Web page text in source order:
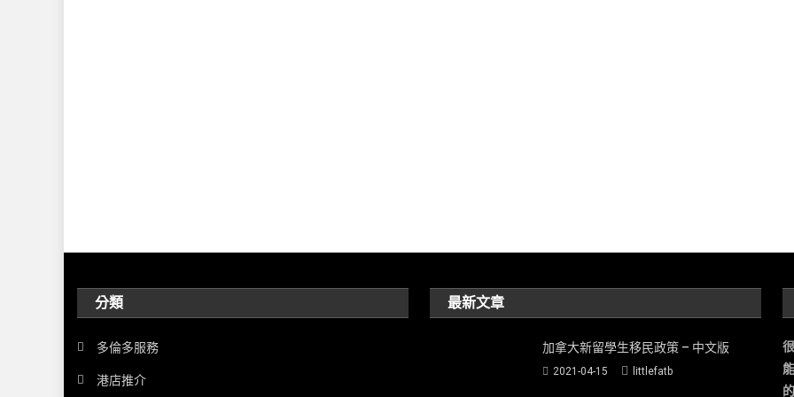
分類
多倫多服務
港店推介
最新文章
加拿大新留學生移民政策 – 中文版
2021-04-15 littlefatb